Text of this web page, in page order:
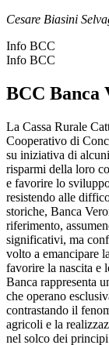
Cesare Biasini
Info BCC
Info BCC
BCC Banca
La Cassa Rurale
Cooperativo di
su iniziativa di
risparmi della loro
e favorire lo
resistendo alle
storiche, Banca
riferimento,
significativi, ma
volto a emancipare
favorire la nascita e
Banca rappresenta
che operano
contrastando il
agricoli e la
nel solco dei